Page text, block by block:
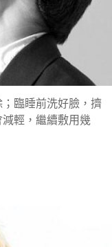
臨睡前洗好臉，擠
輕，繼續敷用幾